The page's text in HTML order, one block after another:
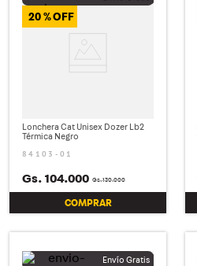
20 %
Lonchera Cat Unisex Dozer Lb2
Térmica Negro
84103-01
Gs.130.000
Gs. 104.000
COMPRAR